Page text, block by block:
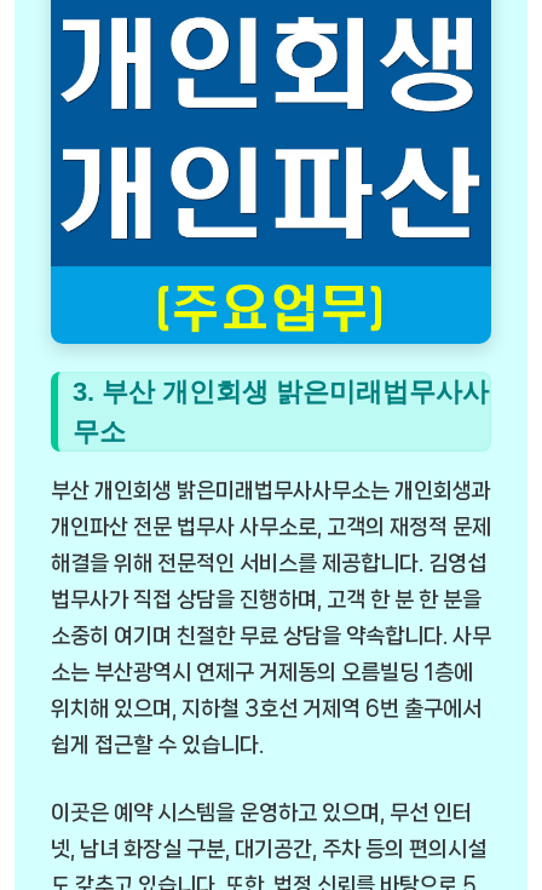
3. 부산 개인회생 밝은미래법무사사
무소
부산 개인회생 밝은미래법무사사무소는 개인회생과
개인파산 전문 법무사 사무소로, 고객의 재정적 문제
해결을 위해 전문적인 서비스를 제공합니다. 김영섭
법무사가 직접 상담을 진행하며, 고객 한 분 한 분을
소중히 여기며 친절한 무료 상담을 약속합니다. 사무
소는 부산광역시 연제구 거제동의 오름빌딩 1층에
위치해 있으며, 지하철 3호선 거제역 6번 출구에서
쉽게 접근할 수 있습니다.
이곳은 예약 시스템을 운영하고 있으며, 무선 인터
넷, 남녀 화장실 구분, 대기공간, 주차 등의 편의시설
도 갖추고 있습니다. 또한, 법정 신뢰를 바탕으로 5